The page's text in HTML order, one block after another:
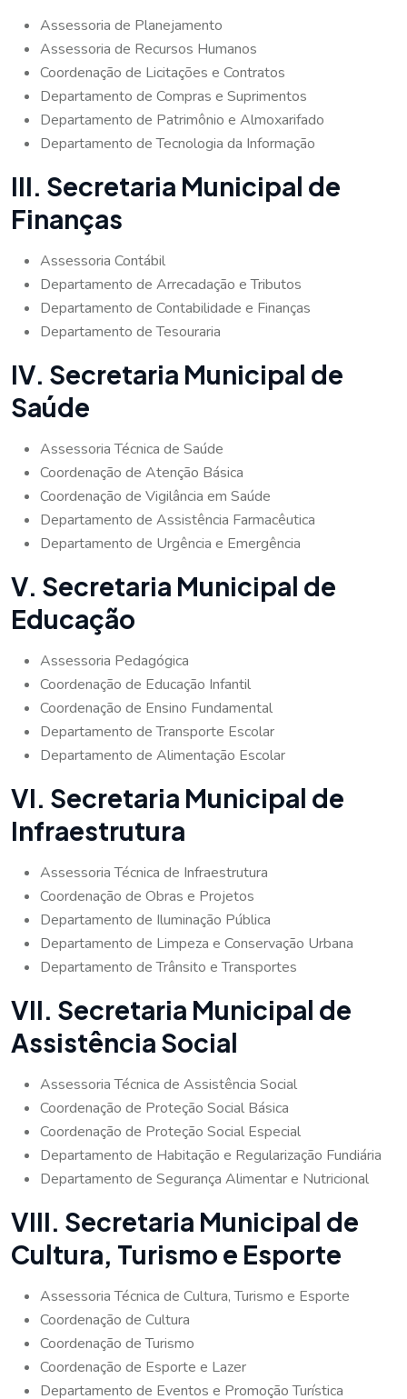
Assessoria de Planejamento
Assessoria de Recursos Humanos
Coordenação de Licitações e Contratos
Departamento de Compras e Suprimentos
Departamento de Patrimônio e Almoxarifado
Departamento de Tecnologia da Informação
III. Secretaria Municipal de
Finanças
Assessoria Contábil
Departamento de Arrecadação e Tributos
Departamento de Contabilidade e Finanças
Departamento de Tesouraria
IV. Secretaria Municipal de
Saúde
Assessoria Técnica de Saúde
Coordenação de Atenção Básica
Coordenação de Vigilância em Saúde
Departamento de Assistência Farmacêutica
Departamento de Urgência e Emergência
V. Secretaria Municipal de
Educação
Assessoria Pedagógica
Coordenação de Educação Infantil
Coordenação de Ensino Fundamental
Departamento de Transporte Escolar
Departamento de Alimentação Escolar
VI. Secretaria Municipal de
Infraestrutura
Assessoria Técnica de Infraestrutura
Coordenação de Obras e Projetos
Departamento de Iluminação Pública
Departamento de Limpeza e Conservação Urbana
Departamento de Trânsito e Transportes
VII. Secretaria Municipal de
Assistência Social
Assessoria Técnica de Assistência Social
Coordenação de Proteção Social Básica
Coordenação de Proteção Social Especial
Departamento de Habitação e Regularização Fundiária
Departamento de Segurança Alimentar e Nutricional
VIII. Secretaria Municipal de
Cultura, Turismo e Esporte
Assessoria Técnica de Cultura, Turismo e Esporte
Coordenação de Cultura
Coordenação de Turismo
Coordenação de Esporte e Lazer
Departamento de Eventos e Promoção Turística